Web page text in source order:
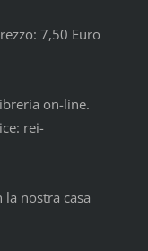
7,50 Euro
on-line.
rei-
nostra casa